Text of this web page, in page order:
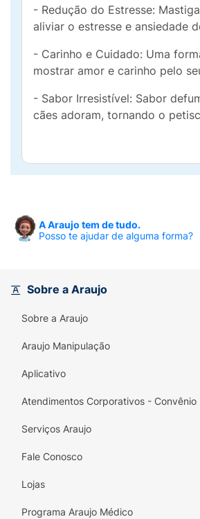
- Redução do Estresse:
aliviar o estresse e ansiedade
- Carinho e Cuidado: Uma
mostrar amor e carinho pelo
- Sabor Irresistível: Sabor
cães adoram, tornando o
A Araujo tem de tudo.
Posso te ajudar de alguma forma?
Sobre a Araujo
Sobre a Araujo
Araujo Manipulação
Aplicativo
Atendimentos Corporativos - Convênio
Serviços Araujo
Fale Conosco
Lojas
Programa Araujo Médico